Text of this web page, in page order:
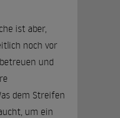
ist aber,
noch vor
und
dem Streifen
um ein